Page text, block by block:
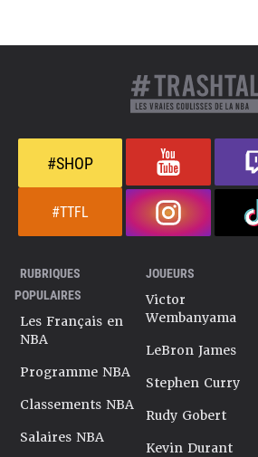
#SHOP
#TTFL
RUBRIQUES
POPULAIRES
Les Français en
NBA
Programme NBA
Classements NBA
Salaires NBA
JOUEURS
Victor
Wembanyama
LeBron James
Stephen Curry
Rudy Gobert
Kevin Durant